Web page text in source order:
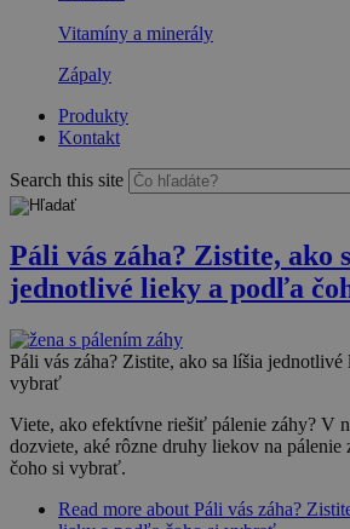
Vitamíny a minerály
Zápaly
Produkty
Kontakt
Search this site
Páli vás záha? Zistite, ako
jednotlivé lieky a podľa
Páli vás záha? Zistite, ako sa líšia
vybrať
Viete, ako efektívne riešiť pálenie záhy? V
dozviete, aké rôzne druhy liekov na pálenie
čoho si vybrať.
Read more about Páli vás záha?